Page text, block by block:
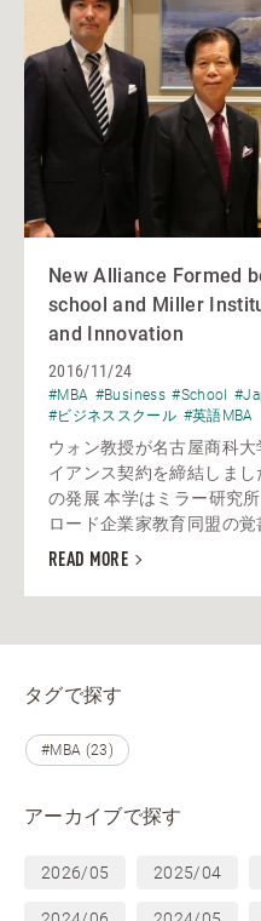
New Alliance Formed
school and Miller
and Innovation
2016/11/24
#MBA #Business #School
#ビジネススクール #英語MBA
ウォン教授が名古屋商科
イアンス契約を締結しま
の発展 本学はミラー研究
ロード企業家教育同盟の
READ MORE
タグで探す
#MBA (23)
アーカイブで探す
2026/05 2025/04